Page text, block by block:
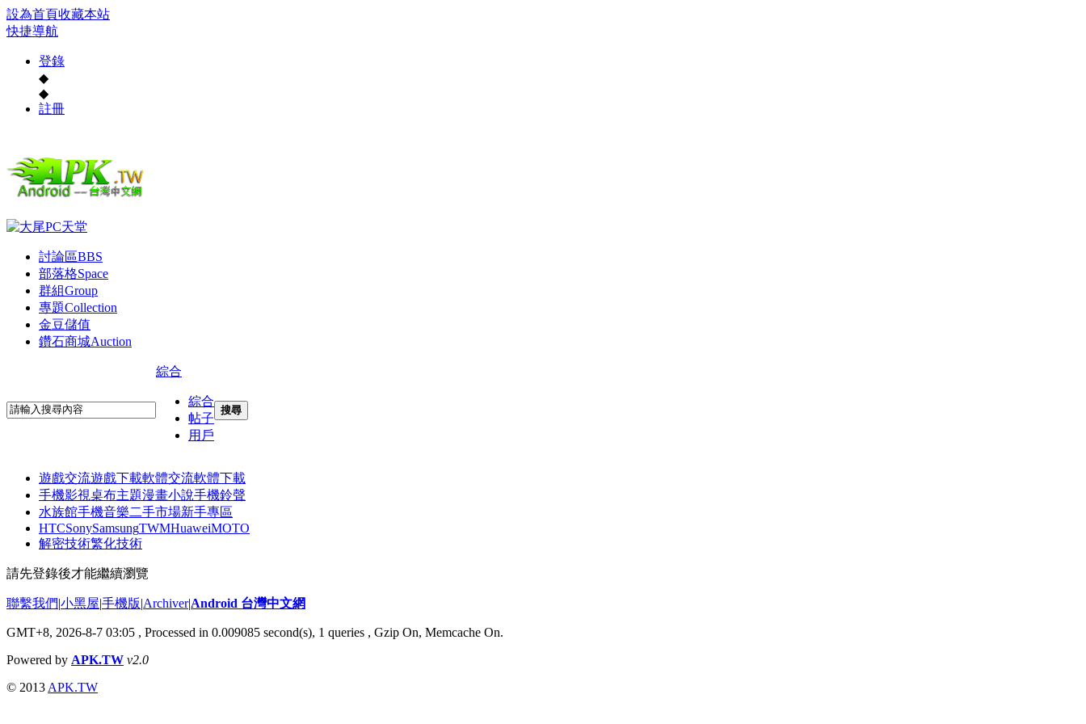
設為首頁收藏本站
快捷導航
登錄
◆
◆
註冊
討論區BBS
部落格Space
群組Group
專題Collection
金豆儲值
鑽石商城Auction
綜合
綜合
帖子
用戶
搜尋
遊戲交流遊戲下載軟體交流軟體下載
手機影視桌布主題漫畫小說手機鈴聲
水族館手機音樂二手市場新手專區
HTCSonySamsungTWMHuaweiMOTO
解密技術繁化技術
請先登錄後才能繼續瀏覽
聯繫我們|小黑屋|手機版|Archiver|Android 台灣中文網
GMT+8, 2026-8-7 03:05 , Processed in 0.009085 second(s), 1 queries , Gzip On, Memcache On.
Powered by APK.TW v2.0
© 2013 APK.TW